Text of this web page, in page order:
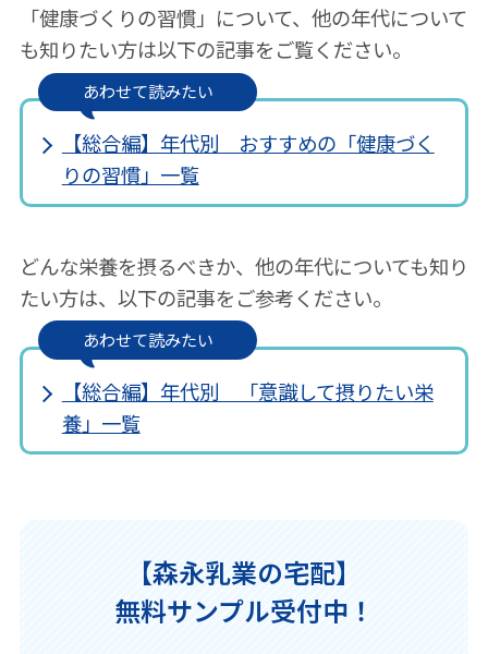
「健康づくりの習慣」について、他の年代について
も知りたい方は以下の記事をご覧ください。
あわせて読みたい
【総合編】年代別 おすすめの「健康づく
りの習慣」一覧
どんな栄養を摂るべきか、他の年代についても知り
たい方は、以下の記事をご参考ください。
あわせて読みたい
【総合編】年代別 「意識して摂りたい栄
養」一覧
【森永乳業の宅配】
無料サンプル受付中！